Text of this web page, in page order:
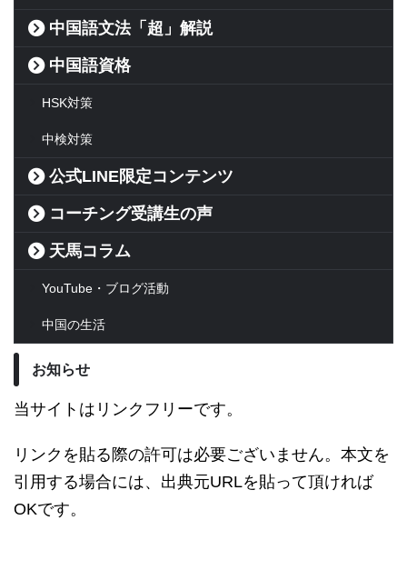
中国語文法「超」解説
中国語資格
HSK対策
中検対策
公式LINE限定コンテンツ
コーチング受講生の声
天馬コラム
YouTube・ブログ活動
中国の生活
お知らせ
当サイトはリンクフリーです。
リンクを貼る際の許可は必要ございません。本文を
引用する場合には、出典元URLを貼って頂ければ
OKです。